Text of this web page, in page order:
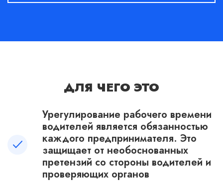
ДЛЯ ЧЕГО ЭТО
Урегулирование рабочего времени
водителей является обязанностью
каждого предпринимателя. Это
защищает от необоснованных
претензий со стороны водителей и
проверяющих органов